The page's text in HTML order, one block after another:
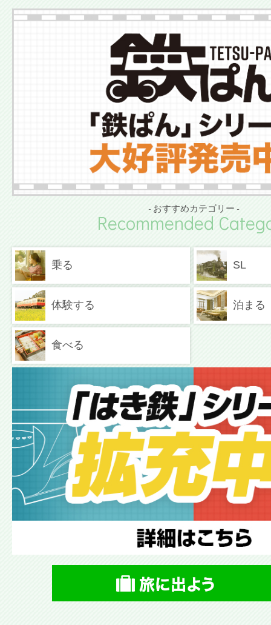
- おすすめカテゴリー -
Recommended
乗る SL
体験する 泊まる
食べる